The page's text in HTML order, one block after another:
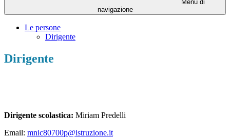
Menu di
navigazione
Le persone
Dirigente
Dirigente
Dirigente scolastica: Miriam Predelli
Email: mnic80700p@istruzione.it